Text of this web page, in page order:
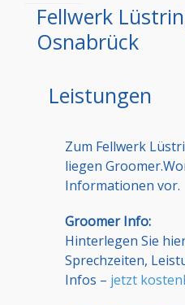
Fellwerk
Osnabrück
Leistungen
Zum Fellwerk
liegen
Informationen vor.
Groomer Info:
Hinterlegen Sie
Sprechzeiten,
Infos – jetzt